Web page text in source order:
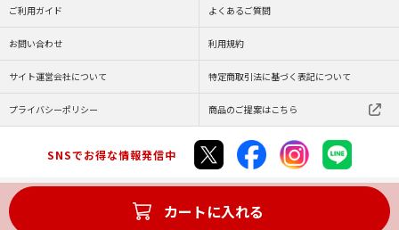
カートに入れる
ご利用ガイド よくあるご質問
お問い合わせ 利用規約
サイト運営会社について 特定商取引法に基づく表記について
プライバシーポリシー 商品のご提案はこちら
SNSでお得な情報発信中